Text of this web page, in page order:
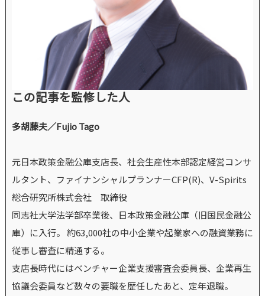
この記事を監修した人
多胡藤夫／Fujio Tago
元日本政策金融公庫支店長、社会生産性本部認定経営コンサ
ルタント、ファイナンシャルプランナーCFP(R)、V-Spirits
総合研究所株式会社 取締役
同志社大学法学部卒業後、日本政策金融公庫（旧国民金融公
庫）に入行。 約63,000社の中小企業や起業家への融資業務に
従事し審査に精通する。
支店長時代にはベンチャー企業支援審査会委員長、企業再生
協議会委員など数々の要職を歴任したあと、定年退職。